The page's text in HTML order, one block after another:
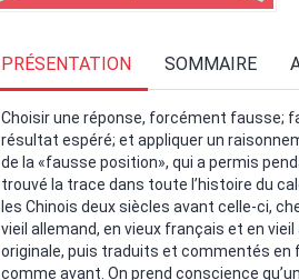
PRÉSENTATION SOMMAIRE
Choisir une réponse, forcément fausse;
résultat espéré; et appliquer un
de la «fausse position», qui a permis
trouvé la trace dans toute l’histoire du
les Chinois deux siècles avant celle-ci,
vieil allemand, en vieux français et en
originale, puis traduits et commentés en
comme avant. On prend conscience